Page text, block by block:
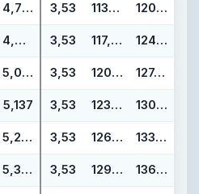
4,762 3,53 113,89 120,95
4,887 3,53 117,07 124,13
5,012 3,53 120,24 127,30
5,137 3,53 123,42 130,48
5,262 3,53 126,59 133,65
5,387 3,53 129,77 136,83